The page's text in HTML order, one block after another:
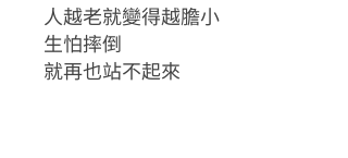
人越老就變得越膽小
生怕摔倒
就再也站不起來